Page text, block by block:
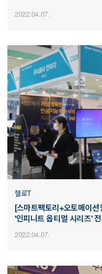
2022.04.07.
헬로T
[스마트팩토리+오토메이
'인피니트 옵티멀 시리즈' 전
2022.04.07.